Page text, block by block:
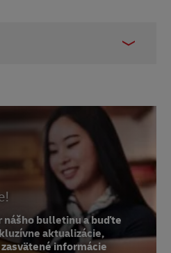
rezonancia,Wikipédia,
2013
The Delicate Psychology
Brandnames,
stratégie, Black Stump
nášho bulletinu a buďte
aktualizácie,
informácie